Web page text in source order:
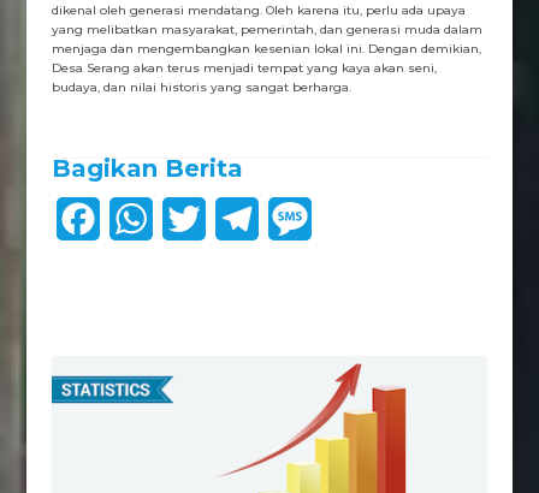
dikenal oleh generasi mendatang. Oleh karena itu, perlu ada upaya
yang melibatkan masyarakat, pemerintah, dan generasi muda dalam
menjaga dan mengembangkan kesenian lokal ini. Dengan demikian,
Desa Serang akan terus menjadi tempat yang kaya akan seni,
budaya, dan nilai historis yang sangat berharga.
Bagikan Berita
b
W
s
g
e